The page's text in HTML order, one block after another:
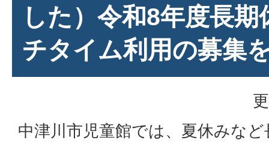
した）令和8年度長
チタイム利用の募集
中津川市児童館では、夏休みな